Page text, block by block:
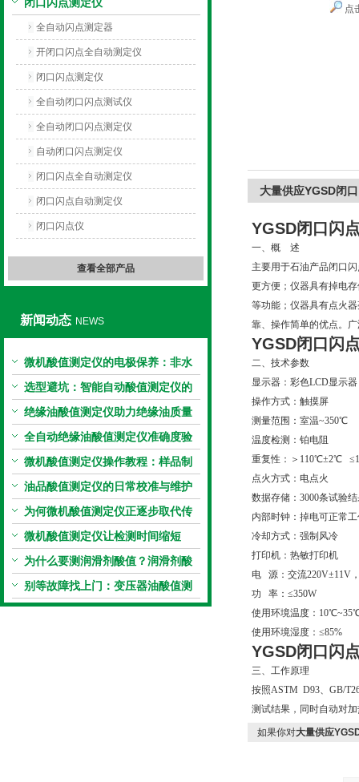
上海旺徐电气有限公司
全自动闪点测定器
开闭口闪点全自动测定仪
闭口闪点测定仪
全自动闭口闪点测试仪
全自动闭口闪点测定仪
自动闭口闪点测定仪
闭口闪点全自动测定仪
闭口闪点自动测定仪
闭口闪点仪
查看全部产品
新闻动态 NEWS
微机酸值测定仪的电极保养：非水
电极的清洗与活化方法
选型避坑：智能自动酸值测定仪的
加热功率与萃取时间关系
绝缘油酸值测定仪助力绝缘油质量
把控，降低设备故障
全自动绝缘油酸值测定仪准确度验
证：标准物质标定步骤
微机酸值测定仪操作教程：样品制
备、参数设置与结果解读
油品酸值测定仪的日常校准与维护
流程
为何微机酸值测定仪正逐步取代传
统手动滴定法？
微机酸值测定仪让检测时间缩短
50%
为什么要测润滑剂酸值？润滑剂酸
值测定法告诉你答案
别等故障找上门：变压器油酸值测
试仪的预警功能
点
大量供应YGSD闭
YGSD闭口闪
一、概 述
主要用于石油产品闭口
更方便；仪器具有掉电
等功能；仪器具有点火
靠、操作简单的优点。
YGSD闭口闪
二、技术参数
显示器：彩色LCD显示器
操作方式：触摸屏
测量范围：室温~350℃
温度检测：铂电阻
重复性：＞110℃±2℃
点火方式：电点火
数据存储：3000条试验
内部时钟：掉电可正常工
冷却方式：强制风冷
打印机：热敏打印机
电 源：交流220V±11V
功 率：≤350W
使用环境温度：
使用环境湿度：≤85%
YGSD闭口闪
三、工作原理
按照ASTM D93、GB/
测试结果，同时自动对
如果你对大量供应